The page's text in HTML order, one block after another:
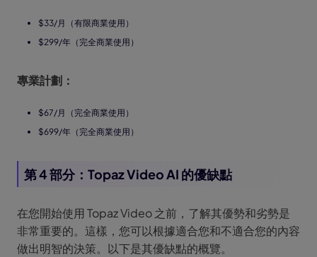
$33/月（有限商業使用）
$299/年（完全商業使用）
專業計劃：
$67/月（完全商業使用）
$699/年（完全商業使用）
第 4 部分：Topaz Video AI 的優缺點
在您開始使用 Topaz Video 之前，了解其優勢和劣勢是
非常重要的。這樣，您可以根據適合您和不適合您的內容
做出明智的決策。以下是其優缺點的概覽。